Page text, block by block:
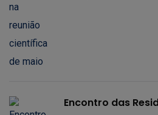
Encontro das